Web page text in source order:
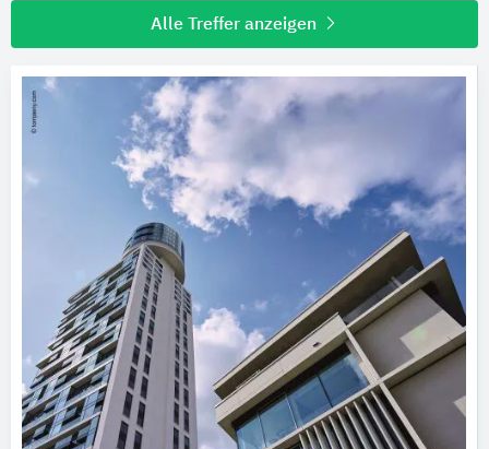
Produktinformationen
Produktdaten
Ausschreibungstexte
CAD-Details
Architekturobjekte
Expertenprofile
Alle Treffer anzeigen